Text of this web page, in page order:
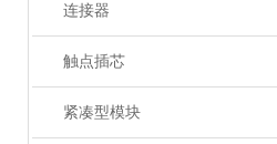
连接器
触点插芯
紧凑型模块